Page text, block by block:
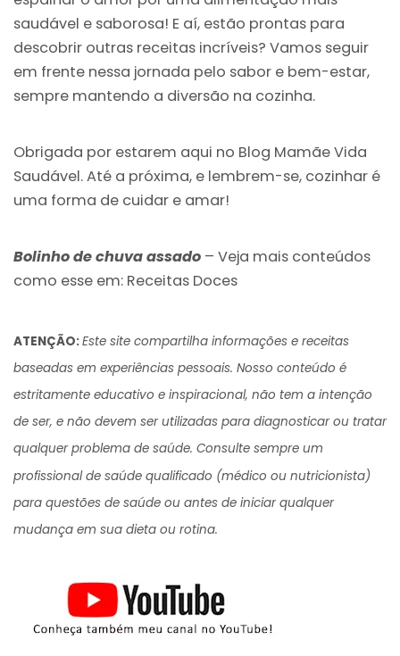
saudável e saborosa! E aí, estão prontas para
descobrir outras receitas incríveis? Vamos seguir
em frente nessa jornada pelo sabor e bem-estar,
sempre mantendo a diversão na cozinha.
Obrigada por estarem aqui no Blog Mamãe Vida
Saudável. Até a próxima, e lembrem-se, cozinhar é
uma forma de cuidar e amar!
Bolinho de chuva assado – Veja mais conteúdos
como esse em: Receitas Doces
ATENÇÃO:Este site compartilha informações e receitas
baseadas em experiências pessoais. Nosso conteúdo é
estritamente educativo e inspiracional, não tem a intenção
de ser, e não devem ser utilizadas para diagnosticar ou tratar
qualquer problema de saúde. Consulte sempre um
profissional de saúde qualificado (médico ou nutricionista)
para questões de saúde ou antes de iniciar qualquer
mudança em sua dieta ou rotina.